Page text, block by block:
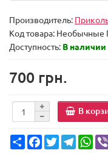
Производитель:
Код товара: Необычные
Доступность: В наличии
700 грн.
В
Share FacebookTwitterTelegram